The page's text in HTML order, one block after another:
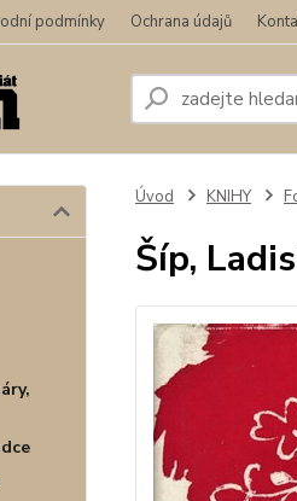
podmínky Ochrana údajů
Úvod KNIHY
Šíp,